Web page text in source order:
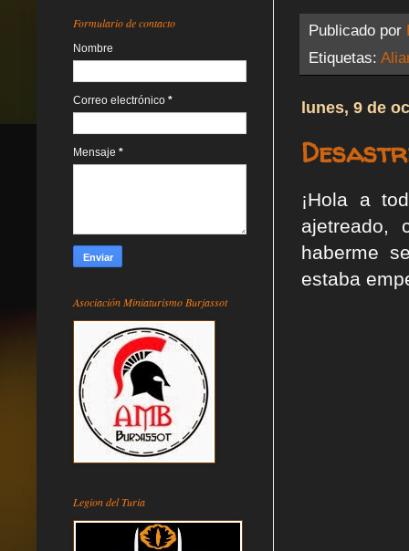
Publicado por
Etiquetas:
lunes, 9 de
¡Hola a
ajetreado,
haberme
estaba
Formulario de contacto
Nombre
Correo electrónico *
Mensaje *
Asociación Miniaturismo Burjassot
Legion del Turia